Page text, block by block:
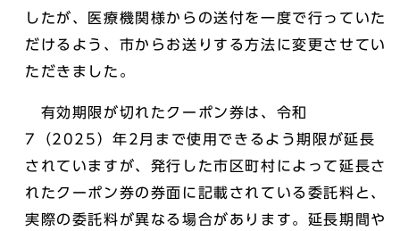
したが、医療機関様からの送付を一度で行っていた
だけるよう、市からお送りする方法に変更させてい
ただきました。
有効期限が切れたクーポン券は、令和
7（2025）年2月まで使用できるよう期限が延長
されていますが、発行した市区町村によって延長さ
れたクーポン券の券面に記載されている委託料と、
実際の委託料が異なる場合があります。延長期間や